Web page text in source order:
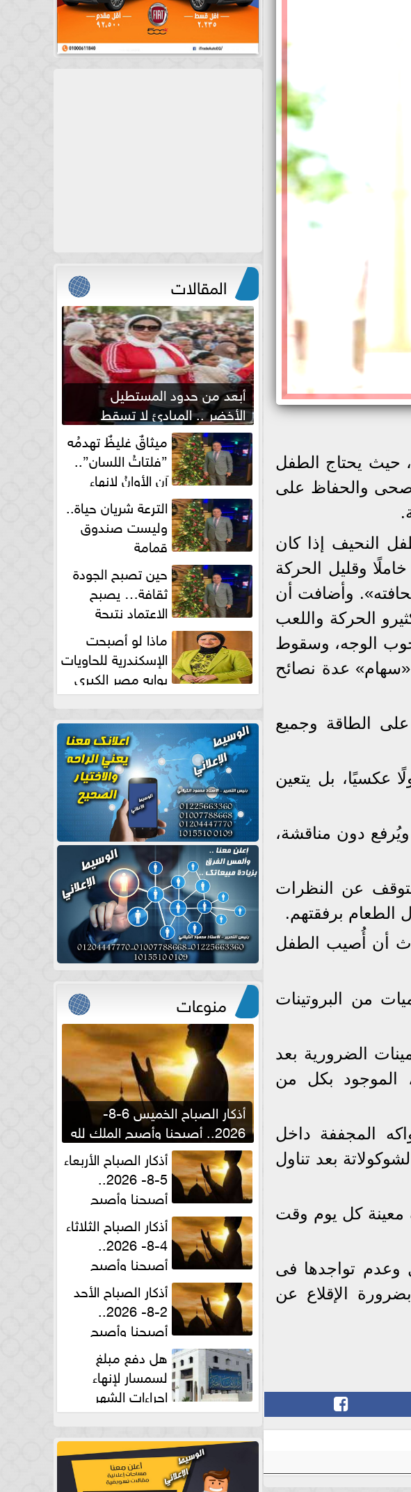
حيث يحتاج الطفل
صحى والحفاظ على
النحيف إذا كان
وقليل الحركة
وأضافت أن
الحركة واللعب
الوجه، وسقوط
«سهام» عدة نصائح
الطاقة وجميع
عكسيًا، بل يتعين
دون مناقشة،
عن النظرات
الطعام برفقتهم.
أن أُصيب الطفل
من البروتينات
الضرورية بعد
الموجود بكل من
المجففة داخل
بعد تناول
معينة كل يوم وقت
وعدم تواجدها فى
الإقلاع عن
المقالات
أبعد من حدود المستطيل
الأخضر .. المبادئ لا تسقط
بصفارة الحكم ميثاقٌ غليظٌ تهدمُه
”فلتاتُ اللسان”..
آن الأوانُ لإنهاءِ
فوضى الطلاق الشفهي!الترعة شريان حياة..
وليست صندوق
قمامة
حين تصبح الجودة
ثقافة… يصبح
الاعتماد نتيجة
طبيعية
ماذا لو أصبحت
الإسكندرية للحاويات
بوابه مصر الكبري
للتجارة العالمية بقلم د...
منوعات
أذكار الصباح الخميس 6-8-
2026.. أصبحنا وأصبح الملك لله
والحمد لله
أذكار الصباح الأربعاء
5-8- 2026..
أصبحنا وأصبح
الملك لله والحمد للهأذكار الصباح الثلاثاء
4-8- 2026..
أصبحنا وأصبح
الملك لله والحمد للهأذكار الصباح الأحد
2-8- 2026..
أصبحنا وأصبح
الملك لله والحمد للههل دفع مبلغ
لسمسار لإنهاء
إجراءات الشهر
العقارى حلال؟.. أمين الفتوى يجيب